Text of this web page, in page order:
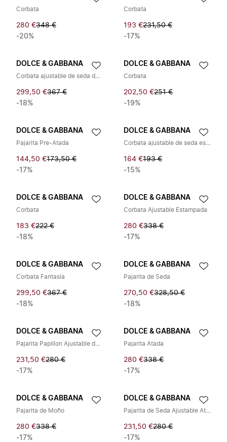
Corbata
280 €348 €
-20%
Corbata
193 €231,50 €
-17%
DOLCE & GABBANA
Corbata ajustable de seda de lunares
299,50 €367 €
-18%
DOLCE & GABBANA
Corbata
202,50 €251 €
-19%
DOLCE & GABBANA
Pajarita Pre-Atada
144,50 €173,50 €
-17%
DOLCE & GABBANA
Corbata ajustable de seda estampada
164 €193 €
-15%
DOLCE & GABBANA
Corbata
183 €222 €
-18%
DOLCE & GABBANA
Corbata Ajustable Estampada
280 €338 €
-17%
DOLCE & GABBANA
Corbata Fantasía
299,50 €367 €
-18%
DOLCE & GABBANA
Pajarita de Seda
270,50 €328,50 €
-18%
DOLCE & GABBANA
Pajarita Papillon Ajustable de Seda Fantasy
231,50 €280 €
-17%
DOLCE & GABBANA
Pajarita Atada
280 €338 €
-17%
DOLCE & GABBANA
Pajarita de Moño
280 €338 €
-17%
DOLCE & GABBANA
Pajarita de Seda Ajustable Atada
231,50 €280 €
-17%